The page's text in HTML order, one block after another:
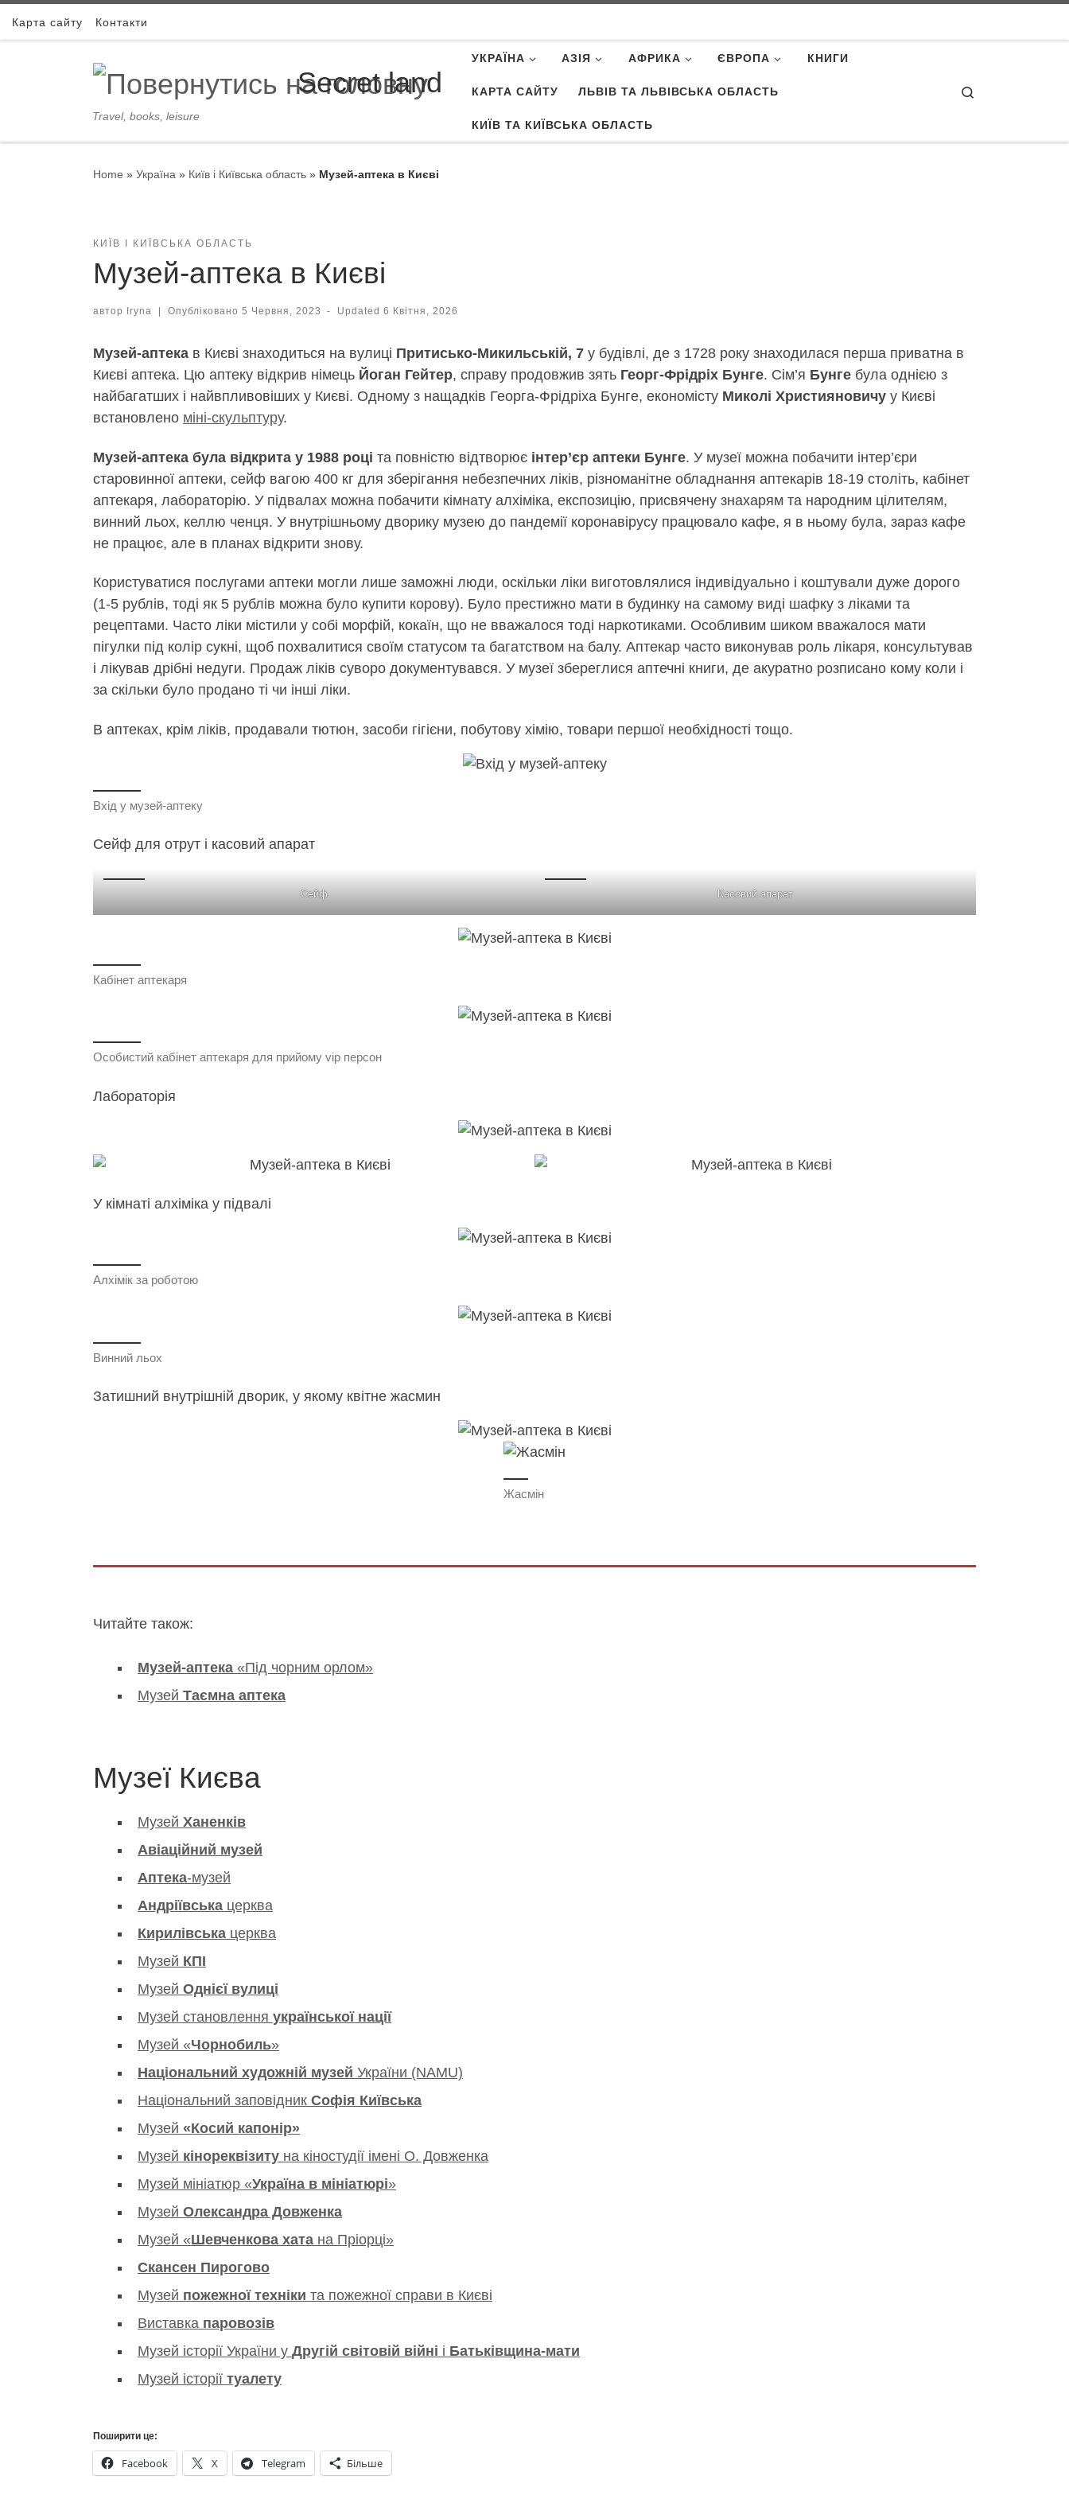
Skip to content
Карта сайту Контакти
Secret land
Travel, books, leisure
УКРАЇНА АЗІЯ АФРИКА ЄВРОПА КНИГИ
КАРТА САЙТУ ЛЬВІВ ТА ЛЬВІВСЬКА ОБЛАСТЬ
КИЇВ ТА КИЇВСЬКА ОБЛАСТЬ
Home » Україна » Київ і Київська область » Музей-аптека в Києві
КИЇВ І КИЇВСЬКА ОБЛАСТЬ
Музей-аптека в Києві
автор Iryna Опубліковано 5 Червня, 2023 - Updated6 Квітня, 2026
Музей-аптека в Києві знаходиться на вулиці Притисько-Микильській, 7 у будівлі, де з 1728 року знаходилася перша приватна в
Києві аптека. Цю аптеку відкрив німець Йоган Гейтер, справу продовжив зять Георг-Фрідріх Бунге. Сім’я Бунге була однією з
найбагатших і найвпливовіших у Києві. Одному з нащадків Георга-Фрідріха Бунге, економісту Миколі Християновичу у Києві
встановлено міні-скульптуру.
Музей-аптека була відкрита у 1988 році та повністю відтворює інтер’єр аптеки Бунге. У музеї можна побачити інтер’єри
старовинної аптеки, сейф вагою 400 кг для зберігання небезпечних ліків, різноманітне обладнання аптекарів 18-19 століть, кабінет
аптекаря, лабораторію. У підвалах можна побачити кімнату алхіміка, експозицію, присвячену знахарям та народним цілителям,
винний льох, келлю ченця. У внутрішньому дворику музею до пандемії коронавірусу працювало кафе, я в ньому була, зараз кафе
не працює, але в планах відкрити знову.
Користуватися послугами аптеки могли лише заможні люди, оскільки ліки виготовлялися індивідуально і коштували дуже дорого
(1-5 рублів, тоді як 5 рублів можна було купити корову). Було престижно мати в будинку на самому виді шафку з ліками та
рецептами. Часто ліки містили у собі морфій, кокаїн, що не вважалося тоді наркотиками. Особливим шиком вважалося мати
пігулки під колір сукні, щоб похвалитися своїм статусом та багатством на балу. Аптекар часто виконував роль лікаря, консультував
і лікував дрібні недуги. Продаж ліків суворо документувався. У музеї збереглися аптечні книги, де акуратно розписано кому коли і
за скільки було продано ті чи інші ліки.
В аптеках, крім ліків, продавали тютюн, засоби гігієни, побутову хімію, товари першої необхідності тощо.
Вхід у музей-аптеку
Сейф для отрут і касовий апарат
Сейф Касовий апарат
Кабінет аптекаря
Особистий кабінет аптекаря для прийому vip персон
Лабораторія
У кімнаті алхіміка у підвалі
Алхімік за роботою
Винний льох
Затишний внутрішній дворик, у якому квітне жасмин
Жасмін
Читайте також:
Музей-аптека «Під чорним орлом»
Музей Таємна аптека
Музеї Києва
Музей Ханенків
Авіаційний музей
Аптека-музей
Андріївська церква
Кирилівська церква
Музей КПІ
Музей Однієї вулиці
Музей становлення української нації
Музей «Чорнобиль»
Національний художній музей України (NAMU)
Національний заповідник Софія Київська
Музей «Косий капонір»
Музей кінореквізиту на кіностудії імені О. Довженка
Музей мініатюр «Україна в мініатюрі»
Музей Олександра Довженка
Музей «Шевченкова хата на Пріорці»
Скансен Пирогово
Музей пожежної техніки та пожежної справи в Києві
Виставка паровозів
Музей історії України у Другій світовій війні і Батьківщина-мати
Музей історії туалету
Поширити це:
Facebook X Telegram Більше